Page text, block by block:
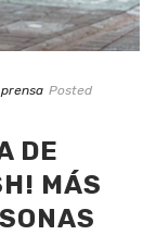
Posted
DE
MÁS